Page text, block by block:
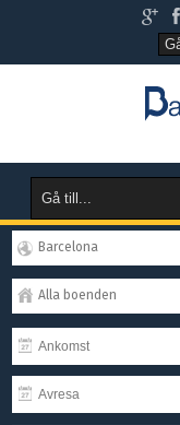
Barcelona
Alla boenden